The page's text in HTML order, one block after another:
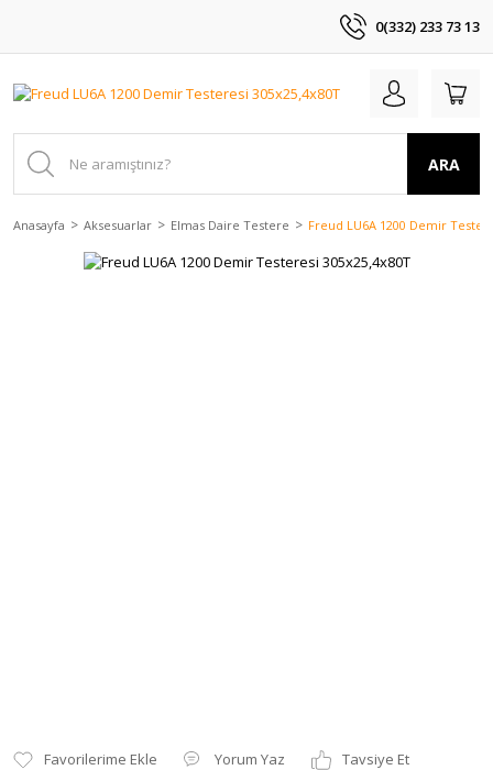
0(332) 233 73 13
ARA
Anasayfa Aksesuarlar Elmas Daire Testere Freud LU6A 1200 Demir
Yorum Yaz
Tavsiye Et